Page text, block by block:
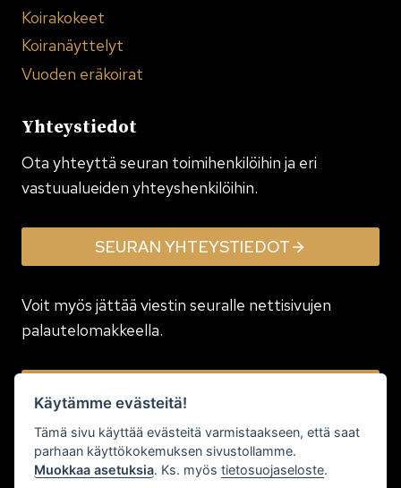
Koirakokeet
Koiranäyttelyt
Vuoden eräkoirat
Yhteystiedot
Ota yhteyttä seuran toimi­henkilöihin ja eri
vastuualueiden yhteyshenkilöihin.
SEURAN YHTEYSTIEDOT
Voit myös jättää viestin seuralle nettisivujen
palautelomakkeella.
Käytämme evästeitä!
Tämä sivu käyttää evästeitä varmistaakseen, että saat
parhaan käyttökokemuksen sivustollamme.
Muokkaa asetuksia. Ks. myöstietosuojaseloste.